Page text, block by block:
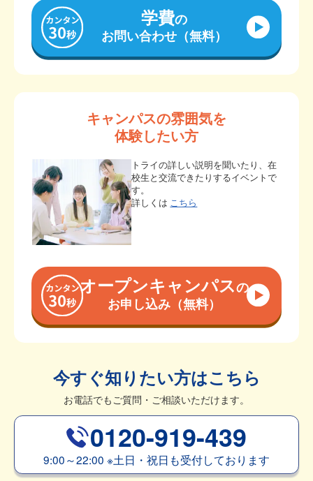
学費の
お問い合わせ（無料）
キャンパスの雰囲気を
体験したい方
トライの詳しい説明を聞いたり、在
校生と交流できたりするイベントで
す。
詳しくは こちら
オープンキャンパスの
お申し込み（無料）
今すぐ知りたい方はこちら
お電話でもご質問・ご相談いただけます。
0120-919-439
9:00～22:00 ※土日・祝日も受付しております